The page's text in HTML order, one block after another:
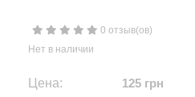
0 отзыв(ов)
Нет в наличии
Цена: 125 грн